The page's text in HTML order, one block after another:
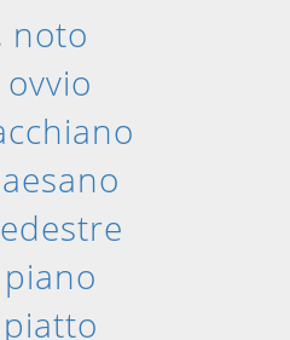
noto
ovvio
piano
piatto